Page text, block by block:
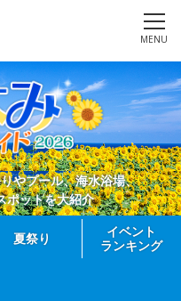
MENU
やプール、海水浴場、
ポットを大紹介
夏祭り
イベント
ランキング